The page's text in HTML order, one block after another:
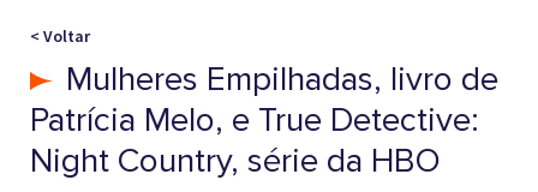
< Voltar
Mulheres Empilhadas, livro de
Patrícia Melo, e True Detective:
Night Country, série da HBO